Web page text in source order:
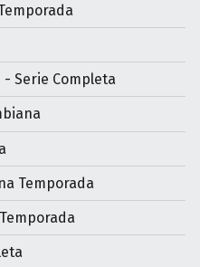
Serie Completa
Temporada